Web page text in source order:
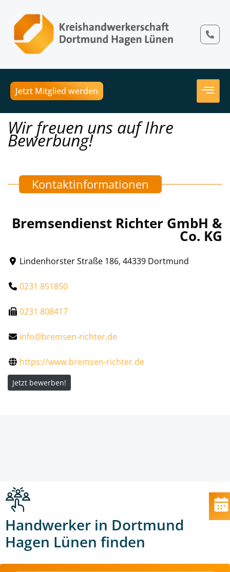
Jetzt Mitglied werden
Wir freuen uns auf Ihre
Bewerbung!
Kontaktinformationen
Bremsendienst Richter GmbH &
Co. KG
Lindenhorster Straße 186, 44339 Dortmund
0231 851850
0231 808417
info@bremsen-richter.de
https://www.bremsen-richter.de
Jetzt bewerben!
Handwerker in Dortmund
Hagen Lünen finden